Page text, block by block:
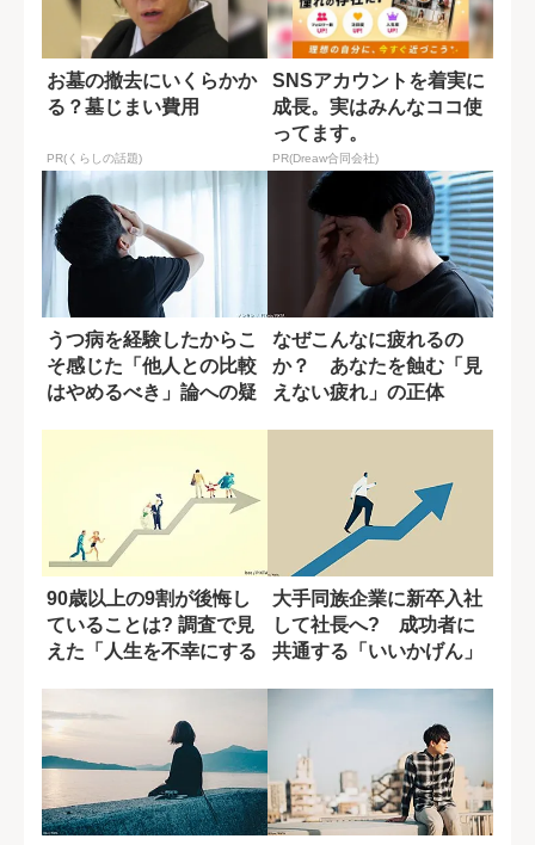
お墓の撤去にいくらかか
る？墓じまい費用
PR(くらしの話題)
SNSアカウントを着実に
成長。実はみんなココ使
ってます。
PR(Dreaw合同会社)
うつ病を経験したからこ
そ感じた「他人との比較
はやめるべき」論への疑
なぜこんなに疲れるの
か？ あなたを蝕む「見
えない疲れ」の正体
90歳以上の9割が後悔し
ていることは? 調査で見
えた「人生を不幸にする
大手同族企業に新卒入社
して社長へ? 成功者に
共通する「いいかげん」